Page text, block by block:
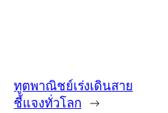
ทูตพาณิชย์เร่งเดินสาย
ชี้แจงทั่วโลก →